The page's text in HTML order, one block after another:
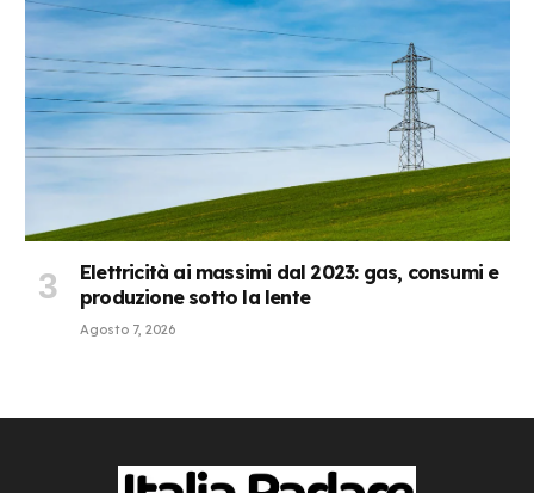
Elettricità ai massimi dal 2023: gas, consumi e
produzione sotto la lente
Agosto 7, 2026